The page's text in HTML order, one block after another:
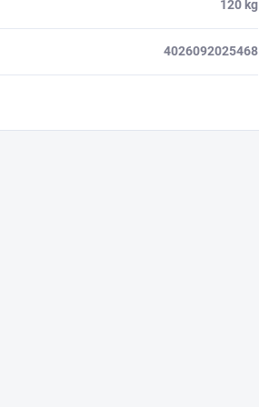
120 kg
4026092025468